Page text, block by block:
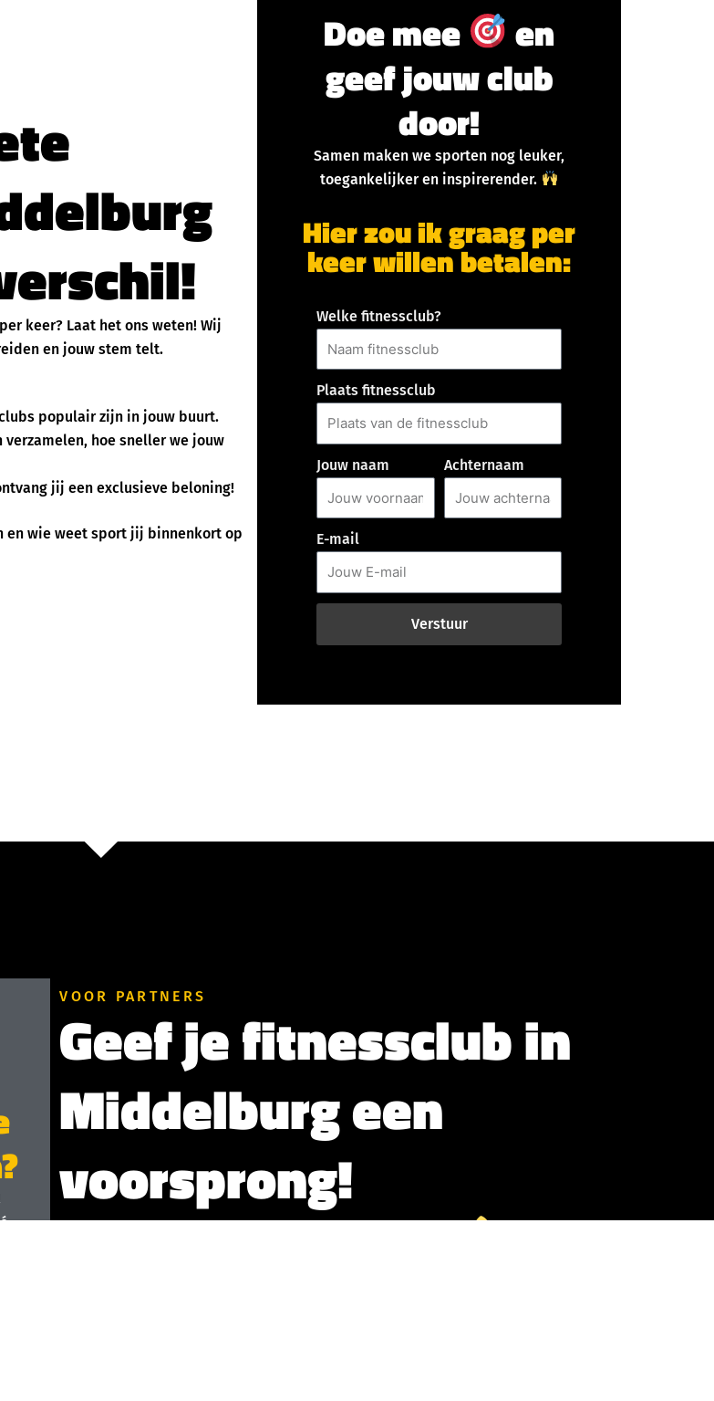
keer? Laat het ons weten! Wij
en jouw stem telt.
populair zijn in jouw buurt.
verzamelen, hoe sneller we jouw
jij een exclusieve beloning!
en wie weet sport jij binnenkort op
Doe mee
en
geef jouw club
door!
Samen maken we sporten nog leuker,
toegankelijker en inspirerender.
Hier zou ik graag per
keer willen betalen:
Welke fitnessclub?
Plaats fitnessclub
Jouw naam Achternaam
E-mail
Verstuur
VOOR PARTNERS
Geef je fitnessclub in
Middelburg een
voorsprong!
Sluit je aan bij ons platform